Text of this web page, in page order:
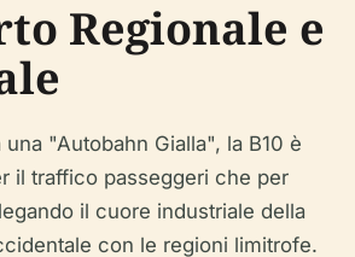
Regionale e
"Autobahn Gialla", la B10 è
il traffico passeggeri che per
il cuore industriale della
con le regioni limitrofe.